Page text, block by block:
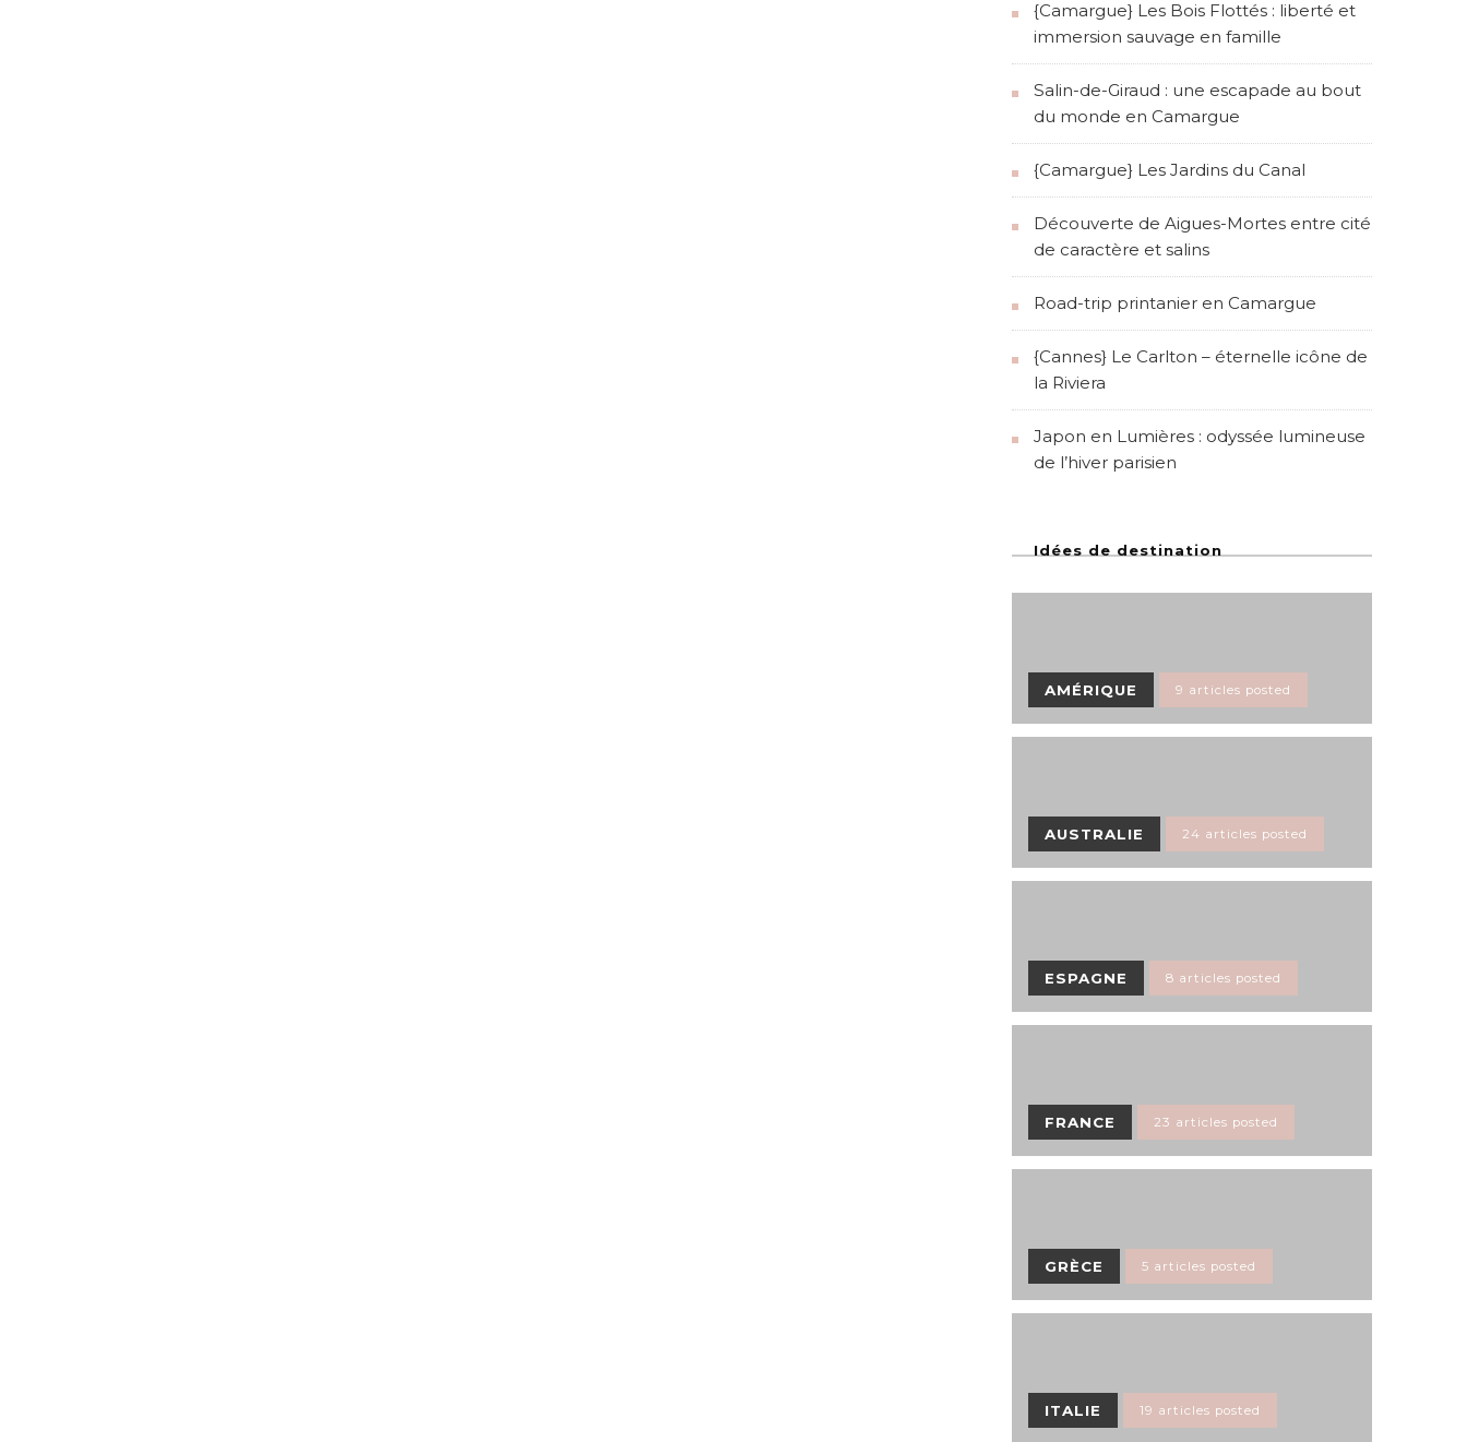
{Camargue} Les Bois Flottés : liberté et
immersion sauvage en famille
Salin-de-Giraud : une escapade au bout
du monde en Camargue
{Camargue} Les Jardins du Canal
Découverte de Aigues-Mortes entre cité
de caractère et salins
Road-trip printanier en Camargue
{Cannes} Le Carlton – éternelle icône de
la Riviera
Japon en Lumières : odyssée lumineuse
de l’hiver parisien
Idées de destination
AMÉRIQUE 9 articles posted
AUSTRALIE 24 articles posted
ESPAGNE 8 articles posted
FRANCE 23 articles posted
GRÈCE 5 articles posted
ITALIE 19 articles posted